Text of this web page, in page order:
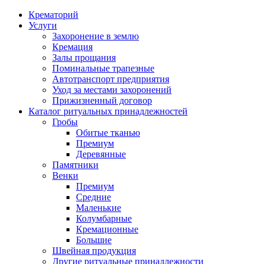
Вы здесь
Крематорий
Услуги
Захоронение в землю
Кремация
Залы прощания
Поминальные трапезные
Автотранспорт предприятия
Уход за местами захоронений
Прижизненный договор
Каталог ритуальных принадлежностей
Гробы
Обитые тканью
Премиум
Деревянные
Памятники
Венки
Премиум
Средние
Маленькие
Колумбарные
Кремационные
Большие
Швейная продукция
Другие ритуальные принадлежности